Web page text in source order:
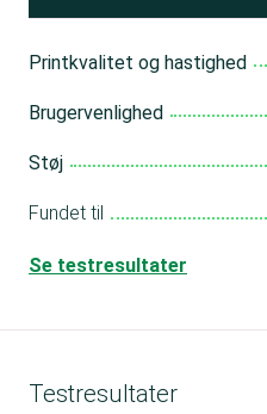
Printkvalitet og hastighed
Brugervenlighed
Støj
Fundet til
Se testresultater
Testresultater